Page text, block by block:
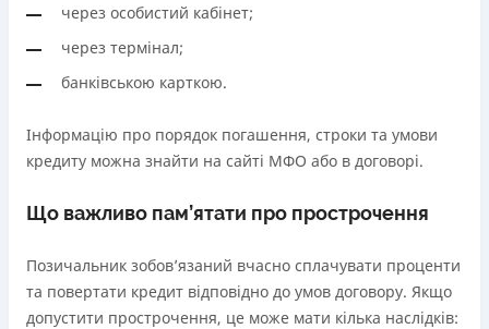
через особистий кабінет;
через термінал;
банківською карткою.
Інформацію про порядок погашення, строки та умови
кредиту можна знайти на сайті МФО або в договорі.
Що важливо пам’ятати про прострочення
Позичальник зобов’язаний вчасно сплачувати проценти
та повертати кредит відповідно до умов договору. Якщо
допустити прострочення, це може мати кілька наслідків: